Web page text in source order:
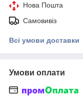
Нова Пошта
Самовивіз
Всі умови доставки
Умови оплати